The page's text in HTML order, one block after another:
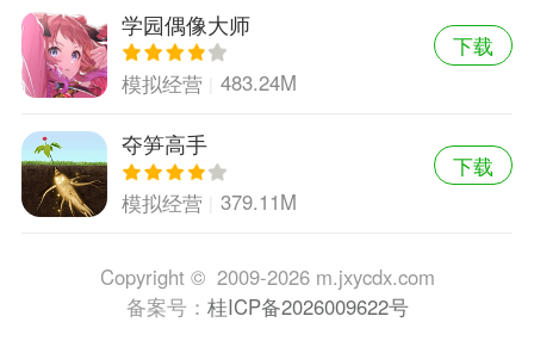
学园偶像大师
模拟经营 483.24M
下载
夺笋高手
模拟经营 379.11M
下载
Copyright © 2009-2026 m.jxycdx.com
备案号： 桂ICP备2026009622号